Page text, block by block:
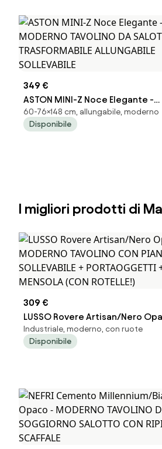
349 €
ASTON MINI-Z Noce Elegante -
MODERNO TAVOLINO DA
TRASFORMABILE ALLUNGABILE
60-76×148 cm, allungabile, moderno
Disponibile
I migliori prodotti di
309 €
LUSSO Rovere Artisan/Nero
MODERNO TAVOLINO CON PIANO
SOLLEVABILE + PORTAOGGETTI +
Industriale, moderno, con ruote
Disponibile